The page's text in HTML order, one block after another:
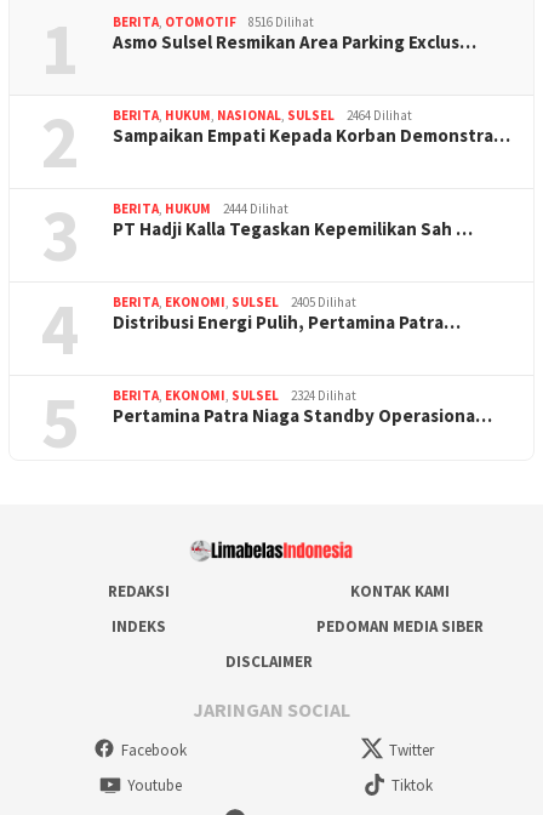
1 BERITA OTOMOTIF 8516 Dilihat
Asmo Sulsel Resmikan Area Parking Exclus…
2 BERITA HUKUM NASIONAL SULSEL 2464 Dilihat
Sampaikan Empati Kepada Korban Demonstra…
3 BERITA HUKUM 2444 Dilihat
PT Hadji Kalla Tegaskan Kepemilikan Sah …
4 BERITA EKONOMI SULSEL 2405 Dilihat
Distribusi Energi Pulih, Pertamina Patra…
5 BERITA EKONOMI SULSEL 2324 Dilihat
Pertamina Patra Niaga Standby Operasiona…
REDAKSI
KONTAK KAMI
INDEKS
PEDOMAN MEDIA SIBER
DISCLAIMER
JARINGAN SOCIAL
Facebook
Twitter
Youtube
Tiktok